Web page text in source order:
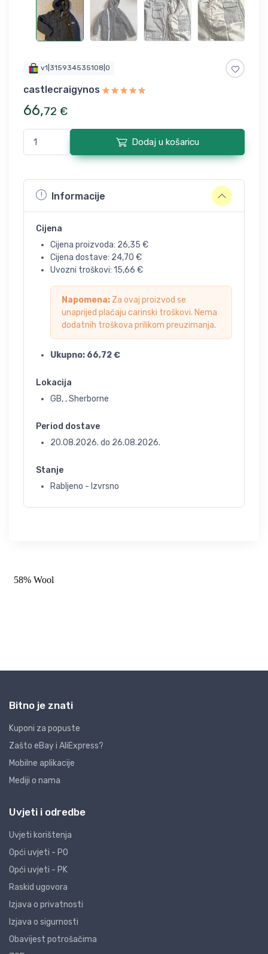
v1|315934535108|0
castlecraigynos
66,72 €
Dodaj u košaricu
Informacije
Cijena
Cijena proizvoda: 26,35 €
Cijena dostave: 24,70 €
Uvozni troškovi: 15,66 €
Napomena: Za ovaj proizvod se
unaprijed plaćaju carinski troškovi. Nema
dodatnih troškova prilikom preuzimanja.
Ukupno: 66,72€
Lokacija
GB, , Sherborne
Period dostave
20.08.2026. do 26.08.2026.
Stanje
Rabljeno - Izvrsno
Bitno je znati
Kuponi za popuste
Zašto eBay i AliExpress?
Mobilne aplikacije
Mediji o nama
Uvjeti i odredbe
Uvjeti korištenja
Opći uvjeti - PO
Opći uvjeti - PK
Raskid ugovora
Izjava o privatnosti
Izjava o sigurnosti
Obavijest potrošačima